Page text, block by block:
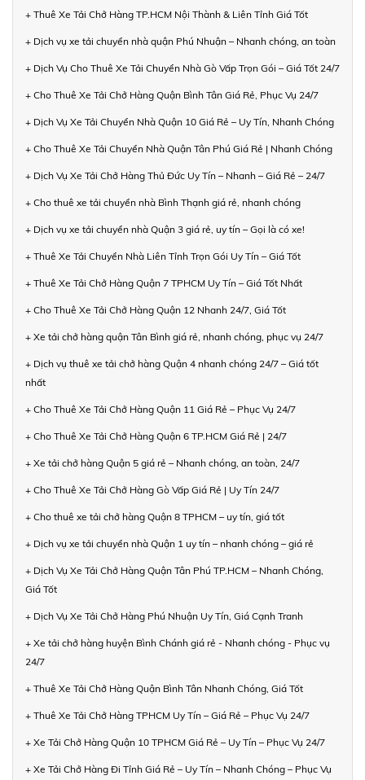
+ Thuê Xe Tải Chở Hàng TP.HCM Nội Thành & Liên Tỉnh Giá Tốt
+ Dịch vụ xe tải chuyển nhà quận Phú Nhuận – Nhanh chóng, an toàn
+ Dịch Vụ Cho Thuê Xe Tải Chuyển Nhà Gò Vấp Trọn Gói – Giá Tốt 24/7
+ Cho Thuê Xe Tải Chở Hàng Quận Bình Tân Giá Rẻ, Phục Vụ 24/7
+ Dịch Vụ Xe Tải Chuyển Nhà Quận 10 Giá Rẻ – Uy Tín, Nhanh Chóng
+ Cho Thuê Xe Tải Chuyển Nhà Quận Tân Phú Giá Rẻ | Nhanh Chóng
+ Dịch Vụ Xe Tải Chở Hàng Thủ Đức Uy Tín – Nhanh – Giá Rẻ – 24/7
+ Cho thuê xe tải chuyển nhà Bình Thạnh giá rẻ, nhanh chóng
+ Dịch vụ xe tải chuyển nhà Quận 3 giá rẻ, uy tín – Gọi là có xe!
+ Thuê Xe Tải Chuyển Nhà Liên Tỉnh Trọn Gói Uy Tín – Giá Tốt
+ Thuê Xe Tải Chở Hàng Quận 7 TPHCM Uy Tín – Giá Tốt Nhất
+ Cho Thuê Xe Tải Chở Hàng Quận 12 Nhanh 24/7, Giá Tốt
+ Xe tải chở hàng quận Tân Bình giá rẻ, nhanh chóng, phục vụ 24/7
+ Dịch vụ thuê xe tải chở hàng Quận 4 nhanh chóng 24/7 – Giá tốt
nhất
+ Cho Thuê Xe Tải Chở Hàng Quận 11 Giá Rẻ – Phục Vụ 24/7
+ Cho Thuê Xe Tải Chở Hàng Quận 6 TP.HCM Giá Rẻ | 24/7
+ Xe tải chở hàng Quận 5 giá rẻ – Nhanh chóng, an toàn, 24/7
+ Cho Thuê Xe Tải Chở Hàng Gò Vấp Giá Rẻ | Uy Tín 24/7
+ Cho thuê xe tải chở hàng Quận 8 TPHCM – uy tín, giá tốt
+ Dịch vụ xe tải chuyển nhà Quận 1 uy tín – nhanh chóng – giá rẻ
+ Dịch Vụ Xe Tải Chở Hàng Quận Tân Phú TP.HCM – Nhanh Chóng,
Giá Tốt
+ Dịch Vụ Xe Tải Chở Hàng Phú Nhuận Uy Tín, Giá Cạnh Tranh
+ Xe tải chở hàng huyện Bình Chánh giá rẻ - Nhanh chóng - Phục vụ
24/7
+ Thuê Xe Tải Chở Hàng Quận Bình Tân Nhanh Chóng, Giá Tốt
+ Thuê Xe Tải Chở Hàng TPHCM Uy Tín – Giá Rẻ – Phục Vụ 24/7
+ Xe Tải Chở Hàng Quận 10 TPHCM Giá Rẻ – Uy Tín – Phục Vụ 24/7
+ Xe Tải Chở Hàng Đi Tỉnh Giá Rẻ – Uy Tín – Nhanh Chóng – Phục Vụ